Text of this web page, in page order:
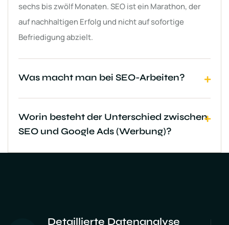
sechs bis zwölf Monaten. SEO ist ein Marathon, der
auf nachhaltigen Erfolg und nicht auf sofortige
Befriedigung abzielt.
Was macht man bei SEO-Arbeiten?
Worin besteht der Unterschied zwischen
SEO und Google Ads (Werbung)?
Detaillierte Datenanalyse